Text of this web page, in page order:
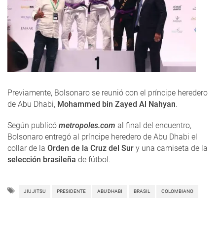
Previamente, Bolsonaro se reunió con el príncipe heredero
de Abu Dhabi, Mohammed bin Zayed Al Nahyan.
Según publicó metropoles.com al final del encuentro,
Bolsonaro entregó al príncipe heredero de Abu Dhabi el
collar de la Orden de la Cruz del Sur y una camiseta de la
selección brasileña de fútbol.
JIU JITSU PRESIDENTE ABU DHABI BRASIL COLOMBIANO